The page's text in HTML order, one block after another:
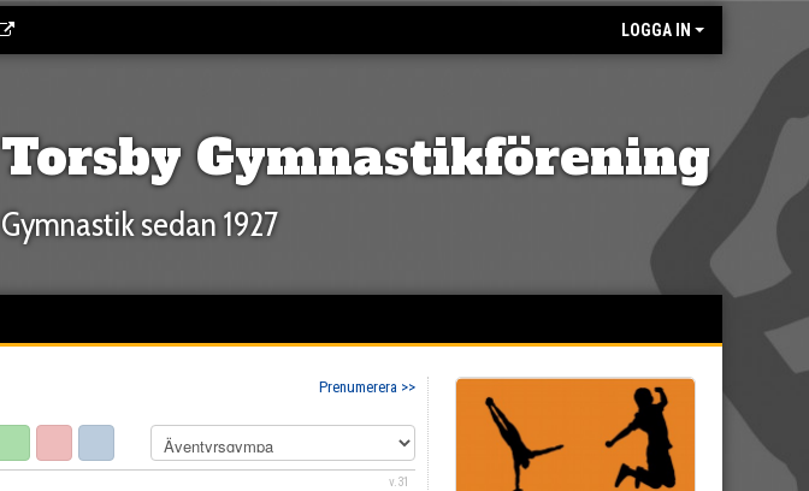
LOGGA IN
Torsby Gymnastikförening
Gymnastik sedan 1927
Prenumerera >>
v.31